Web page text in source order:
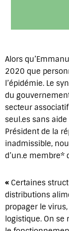
Alors
2020 que
l’épidémie. Le
du
secteur
seul.es sans
Président de la
inadmissible,
d’un.e membre*
« Certaines
distributions
propager le
logistique. On se